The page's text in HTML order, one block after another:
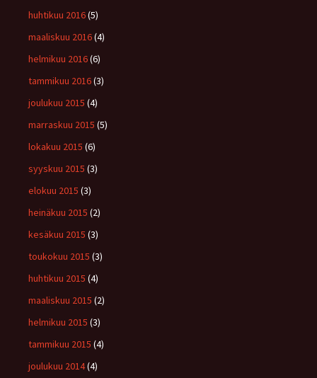
huhtikuu 2016(5)
maaliskuu 2016(4)
helmikuu 2016(6)
tammikuu 2016(3)
joulukuu 2015 (4)
marraskuu 2015 (5)
lokakuu 2015 (6)
syyskuu 2015 (3)
elokuu 2015 (3)
heinäkuu 2015 (2)
kesäkuu 2015 (3)
toukokuu 2015 (3)
huhtikuu 2015 (4)
maaliskuu 2015 (2)
helmikuu 2015 (3)
tammikuu 2015 (4)
joulukuu 2014(4)